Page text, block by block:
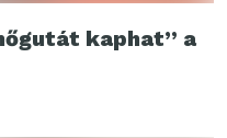
kaphat” a